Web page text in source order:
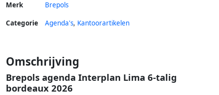
Merk Brepols
Categorie Agenda's, Kantoorartikelen
Omschrijving
Brepols agenda Interplan Lima 6-talig
bordeaux 2026